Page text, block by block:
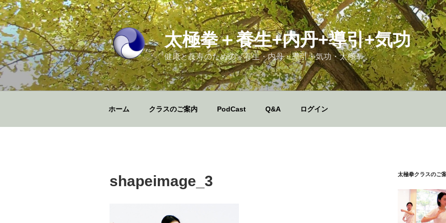
コ
ン
テ
ン
ツ
へ
ス
キ
太極拳＋養生+内丹+導引+気功
健康と長寿のための、養生・内丹・導引・気功・太極拳
ホーム クラスのご案内 PodCast Q&A ログイン
shapeimage_3 太極拳クラスのご